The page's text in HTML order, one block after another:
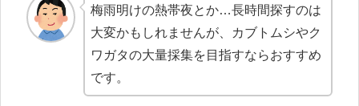
梅雨明けの熱帯夜とか…長時間探すのは
大変かもしれませんが、カブトムシやク
ワガタの大量採集を目指すならおすすめ
です。